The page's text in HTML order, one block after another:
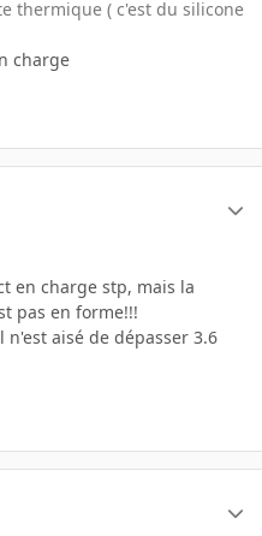
thermique ( c'est du silicone
charge
en charge stp, mais la
pas en forme!!!
aisé de dépasser 3.6